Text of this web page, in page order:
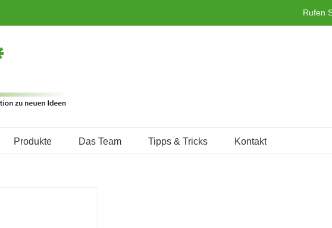
Rufen
Produkte Das Team Tipps & Tricks Kontakt